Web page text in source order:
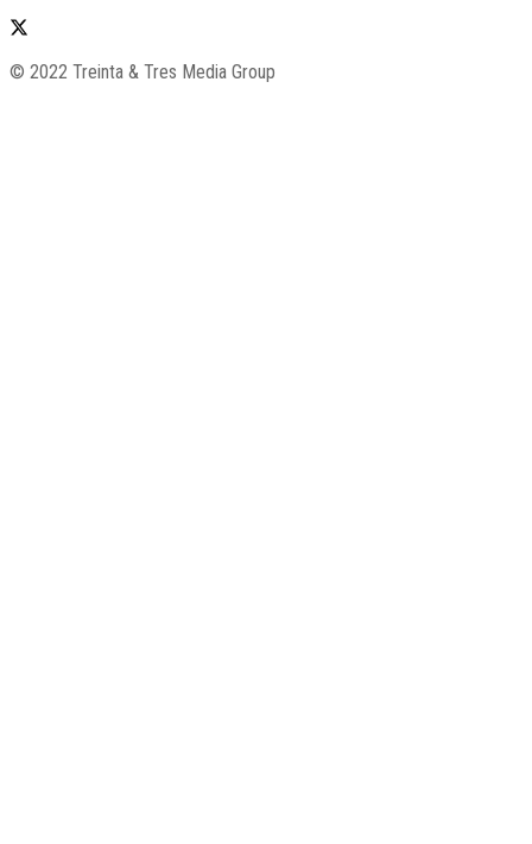
© 2022 Treinta & Tres Media Group